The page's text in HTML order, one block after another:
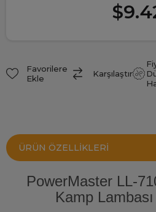
Favorilere
Ekle
Karşılaştır
ÜRÜN ÖZELLIKLERI
PowerMaster LL-
Kamp